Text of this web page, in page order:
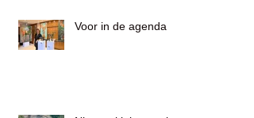
Voor in de agenda